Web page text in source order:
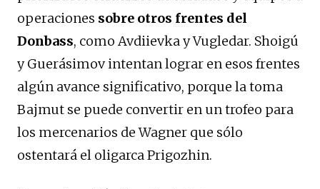
operaciones sobre otros frentes del
Donbass, como Avdiievka y Vugledar. Shoigú
y Guerásimov intentan lograr en esos frentes
algún avance significativo, porque la toma
Bajmut se puede convertir en un trofeo para
los mercenarios de Wagner que sólo
ostentará el oligarca Prigozhin.